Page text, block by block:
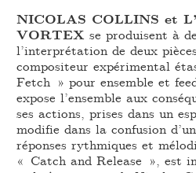
NICOLAS COLLINS et
VORTEX se produisent à
l’interprétation de deux
compositeur expérimental
Fetch » pour ensemble et
expose l’ensemble aux
ses actions, prises dans un
modifie dans la confusion
réponses rythmiques et
« Catch and Release », est